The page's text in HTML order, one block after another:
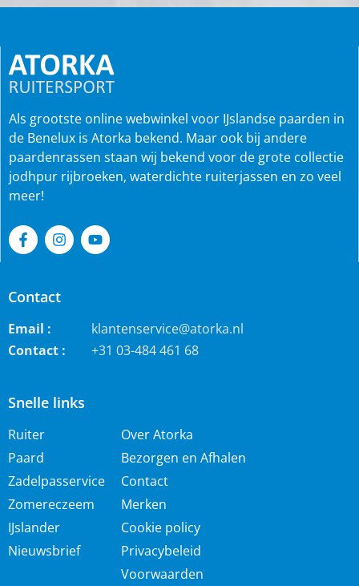
Snelle links
Ruiter
Paard
Zadelpasservice
Zomereczeem
IJslander
Nieuwsbrief
Over Atorka
Bezorgen en Afhalen
Contact
Merken
Cookie policy
Privacybeleid
Voorwaarden
Als grootste online webwinkel voor IJslandse paarden in
de Benelux is Atorka bekend. Maar ook bij andere
paardenrassen staan wij bekend voor de grote collectie
jodhpur rijbroeken, waterdichte ruiterjassen en zo veel
meer!
Contact
Email :
klantenservice@atorka.nl
Contact :
+31 03-484 461 68